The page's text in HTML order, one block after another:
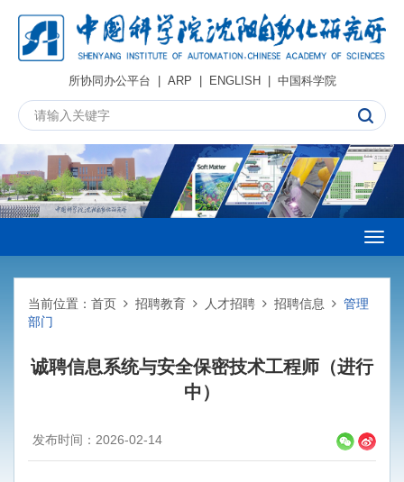
所协同办公平台 | ARP | ENGLISH| 中国科学院
当前位置： 首页 招聘教育 人才招聘 招聘信息
管理
部门
诚聘信息系统与安全保密技术工程师（进行
中）
发布时间：2026-02-14